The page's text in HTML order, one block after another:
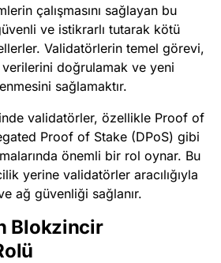
çalışmasını sağlayan bu
ve istikrarlı tutarak kötü
Validatörlerin temel görevi,
doğrulamak ve yeni
sağlamaktır.
validatörler, özellikle Proof of
Proof of Stake (DPoS) gibi
önemli bir rol oynar. Bu
yerine validatörler aracılığıyla
ağ güvenliği sağlanır.
Blokzincir